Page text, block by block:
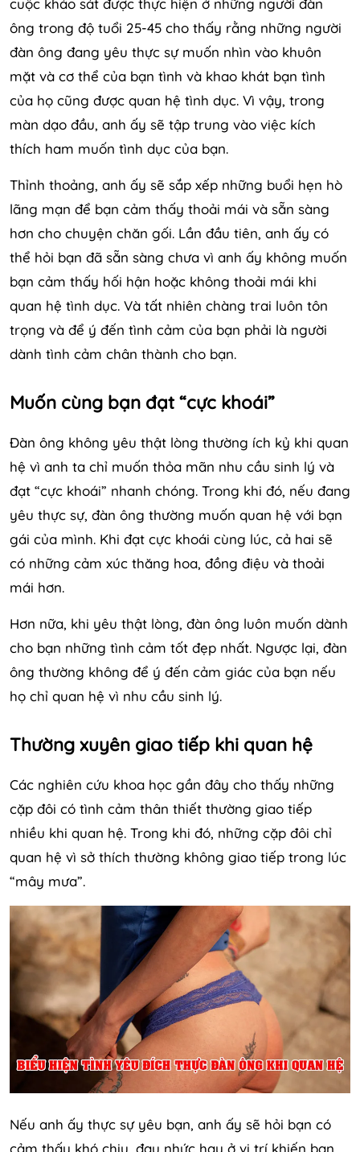
cuộc khảo sát được thực hiện ở những người đàn
ông trong độ tuổi 25-45 cho thấy rằng những người
đàn ông đang yêu thực sự muốn nhìn vào khuôn
mặt và cơ thể của bạn tình và khao khát bạn tình
của họ cũng được quan hệ tình dục. Vì vậy, trong
màn dạo đầu, anh ấy sẽ tập trung vào việc kích
thích ham muốn tình dục của bạn.
Thỉnh thoảng, anh ấy sẽ sắp xếp những buổi hẹn hò
lãng mạn để bạn cảm thấy thoải mái và sẵn sàng
hơn cho chuyện chăn gối. Lần đầu tiên, anh ấy có
thể hỏi bạn đã sẵn sàng chưa vì anh ấy không muốn
bạn cảm thấy hối hận hoặc không thoải mái khi
quan hệ tình dục. Và tất nhiên chàng trai luôn tôn
trọng và để ý đến tình cảm của bạn phải là người
dành tình cảm chân thành cho bạn.
Muốn cùng bạn đạt “cực khoái”
Đàn ông không yêu thật lòng thường ích kỷ khi quan
hệ vì anh ta chỉ muốn thỏa mãn nhu cầu sinh lý và
đạt “cực khoái” nhanh chóng. Trong khi đó, nếu đang
yêu thực sự, đàn ông thường muốn quan hệ với bạn
gái của mình. Khi đạt cực khoái cùng lúc, cả hai sẽ
có những cảm xúc thăng hoa, đồng điệu và thoải
mái hơn.
Hơn nữa, khi yêu thật lòng, đàn ông luôn muốn dành
cho bạn những tình cảm tốt đẹp nhất. Ngược lại, đàn
ông thường không để ý đến cảm giác của bạn nếu
họ chỉ quan hệ vì nhu cầu sinh lý.
Thường xuyên giao tiếp khi quan hệ
Các nghiên cứu khoa học gần đây cho thấy những
cặp đôi có tình cảm thân thiết thường giao tiếp
nhiều khi quan hệ. Trong khi đó, những cặp đôi chỉ
quan hệ vì sở thích thường không giao tiếp trong lúc
“mây mưa”.
Nếu anh ấy thực sự yêu bạn, anh ấy sẽ hỏi bạn có
cảm thấy khó chịu, đau nhức hay ở vị trí khiến bạn